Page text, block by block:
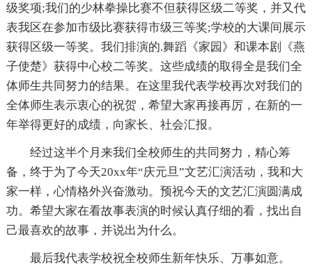
级奖项;我们的少林拳操比赛不但获得区级二等奖，并又代
表我区在参加市级比赛获得市级三等奖;学校的大课间展示
获得区级一等奖。我们排演的.舞蹈《家园》和课本剧《燕
子使楚》获得中心校二等奖。这些成绩的取得全是我们全
体师生共同努力的结果。在这里我代表学校再次对我们的
全体师生表示衷心的祝贺，希望大家再接再厉，在新的一
年举得更好的成绩，向家长、社会汇报。
经过这半个月来我们全校师生的共同努力，精心筹
备，终于为了今天20xx年“庆元旦”文艺汇演活动，我和大
家一样，心情格外兴奋激动。预祝今天的文艺汇演圆满成
功。希望大家在看故事表演的时候认真仔细的看，找出自
己最喜欢的故事，并说出为什么。
最后我代表学校祝全校师生新年快乐、万事如意。